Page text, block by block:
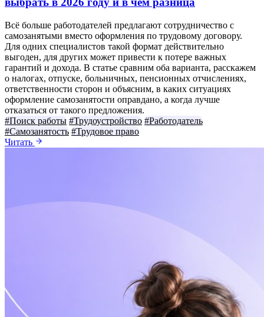
Всё больше работодателей предлагают сотрудничество с
самозанятыми вместо оформления по трудовому договору.
Для одних специалистов такой формат действительно
выгоден, для других может привести к потере важных
гарантий и дохода. В статье сравним оба варианта, расскажем
о налогах, отпуске, больничных, пенсионных отчислениях,
ответственности сторон и объясним, в каких ситуациях
оформление самозанятости оправдано, а когда лучше
отказаться от такого предложения.
#Поиск работы #Трудоустройство #Работодатель
#Самозанятость #Трудовое право
Читать